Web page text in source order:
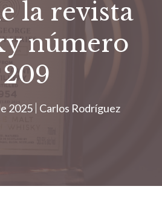
la revista
número
209
2025 Carlos Rodríguez